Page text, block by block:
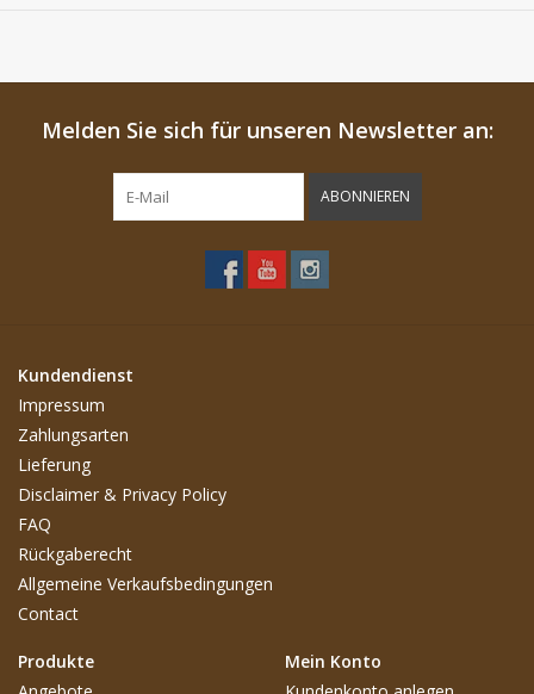
Melden Sie sich für unseren Newsletter an:
ABONNIEREN
Kundendienst
Impressum
Zahlungsarten
Lieferung
Disclaimer & Privacy Policy
FAQ
Rückgaberecht
Allgemeine Verkaufsbedingungen
Contact
Produkte
Mein Konto